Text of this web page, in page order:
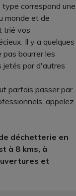
type correspond une
monde et de
trié vos
Il y a quelques
pas bourrer les
jetés par d'autres
parfois passer par
appelez
déchetterie en
à 8 kms, à
et